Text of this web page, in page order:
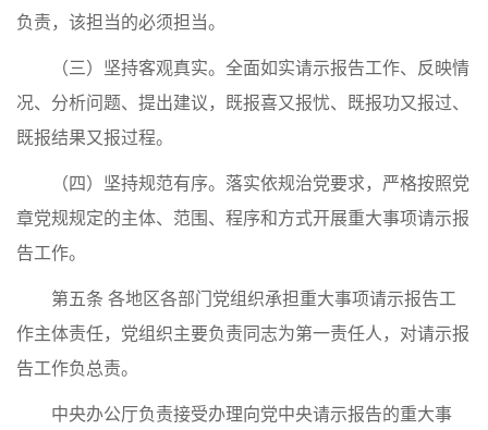
负责，该担当的必须担当。
（三）坚持客观真实。全面如实请示报告工作、反映情
况、分析问题、提出建议，既报喜又报忧、既报功又报过、
既报结果又报过程。
（四）坚持规范有序。落实依规治党要求，严格按照党
章党规规定的主体、范围、程序和方式开展重大事项请示报
告工作。
第五条 各地区各部门党组织承担重大事项请示报告工
作主体责任，党组织主要负责同志为第一责任人，对请示报
告工作负总责。
中央办公厅负责接受办理向党中央请示报告的重大事